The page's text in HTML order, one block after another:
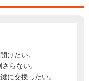
けたい。
らない。
に交換したい。